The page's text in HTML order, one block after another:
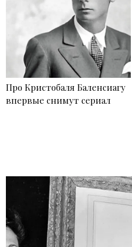
Про Кристобаля Баленсиагу
впервые снимут сериал